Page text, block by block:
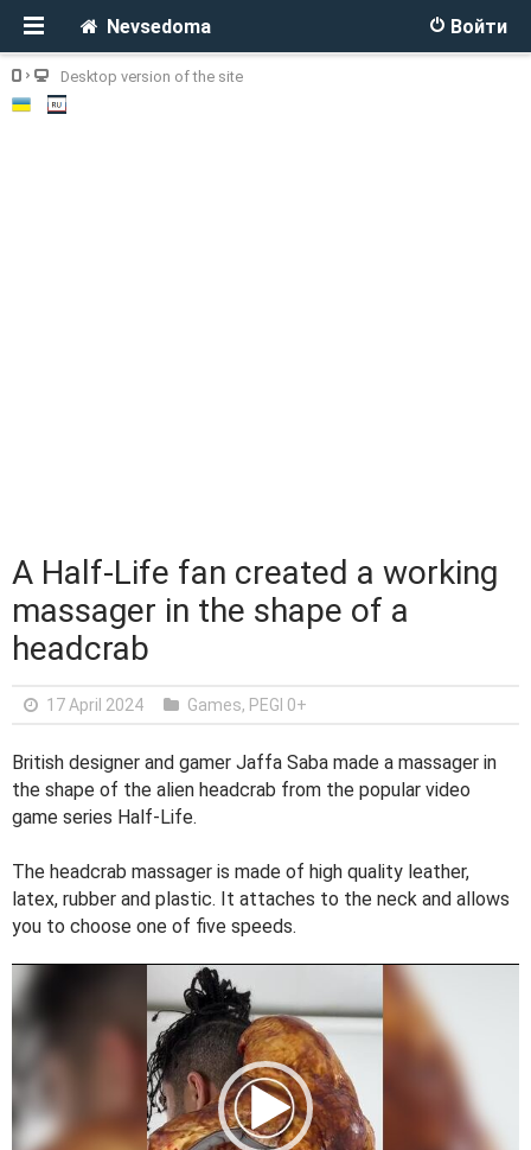
Войти
Nevsedoma
Desktop version of the site
A Half-Life fan created a working
massager in the shape of a
headcrab
17 April 2024 Games, PEGI 0+
British designer and gamer Jaffa Saba made a massager in
the shape of the alien headcrab from the popular video
game series Half-Life.
The headcrab massager is made of high quality leather,
latex, rubber and plastic. It attaches to the neck and allows
you to choose one of five speeds.
V
i
d
o
P